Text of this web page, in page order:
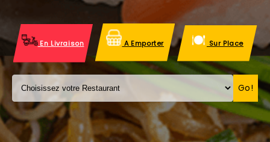
VOS AVIS
MENTIONS LÉGALES
C.G.V
En Livraison A Emporter Sur Place
Go!